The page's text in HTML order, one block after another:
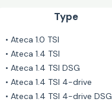
Type
• Ateca 1.0 TSI
• Ateca 1.4 TSI
• Ateca 1.4 TSI DSG
• Ateca 1.4 TSI 4-drive
• Ateca 1.4 TSI 4-drive DSG